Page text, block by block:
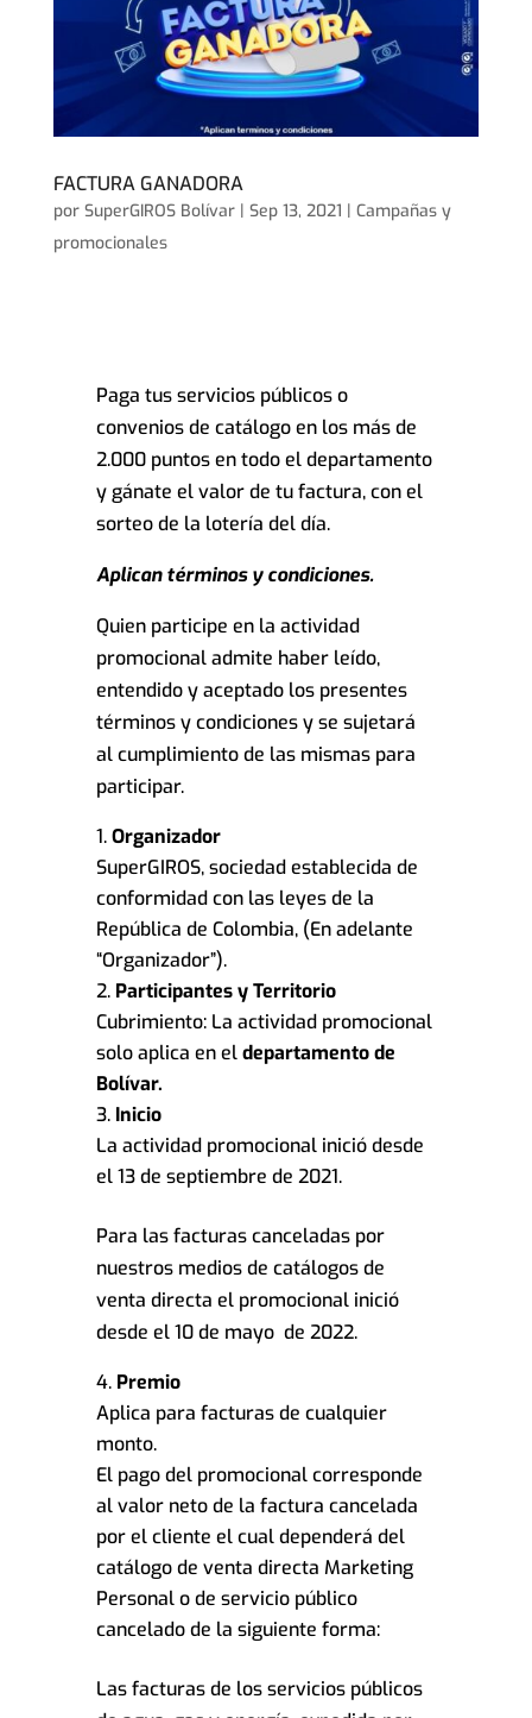
FACTURA GANADORA
por SuperGIROS Bolívar| Sep 13, 2021 | Campañas y
promocionales
Paga tus servicios públicos o
convenios de catálogo en los más de
2.000 puntos en todo el departamento
y gánate el valor de tu factura, con el
sorteo de la lotería del día.
Aplican términos y condiciones.
Quien participe en la actividad
promocional admite haber leído,
entendido y aceptado los presentes
términos y condiciones y se sujetará
al cumplimiento de las mismas para
participar.
Organizador
SuperGIROS, sociedad establecida de
conformidad con las leyes de la
República de Colombia, (En adelante
“Organizador”).
Participantes y Territorio
Cubrimiento: La actividad promocional
solo aplica en eldepartamento de
Bolívar.
Inicio
La actividad promocional inició desde
el 13 de septiembre de 2021.
Para las facturas canceladas por
nuestros medios de catálogos de
venta directa el promocional inició
desde el 10 de mayo de 2022.
Premio
Aplica para facturas de cualquier
monto.
El pago del promocional corresponde
al valor neto de la factura cancelada
por el cliente el cual dependerá del
catálogo de venta directa Marketing
Personal o de servicio público
cancelado de la siguiente forma:
Las facturas de los servicios públicos